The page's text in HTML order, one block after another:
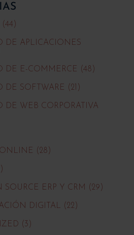
DE APLICACIONES
DE E-COMMERCE (48)
DE SOFTWARE (21)
DE WEB CORPORATIVA
(28)
ERP Y CRM (29)
DIGITAL (22)
(3)